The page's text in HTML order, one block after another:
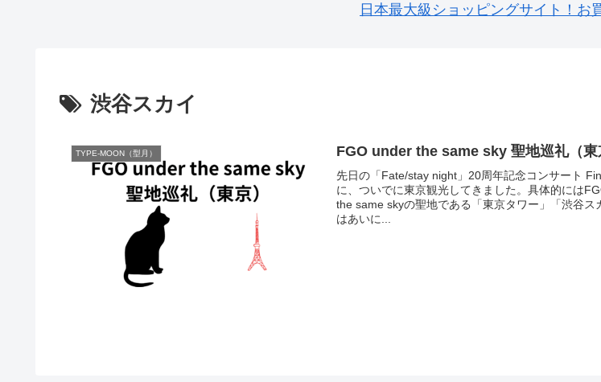
日本最大級ショッピングサイト！お
渋谷スカイ
TYPE-MOON（型月） FGO under the same sky 聖地巡礼（東
先日の「Fate/stay night」20周年記念コンサート
に、ついでに東京観光してきました。具体的には
the same skyの聖地である「東京タワー」「渋谷ス
はあいに...